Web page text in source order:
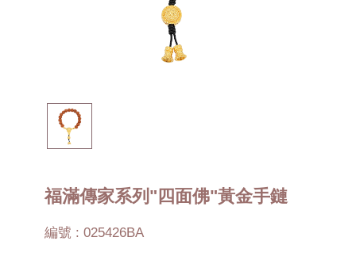
福滿傳家系列"四面佛"黃金手鏈
編號 : 025426BA